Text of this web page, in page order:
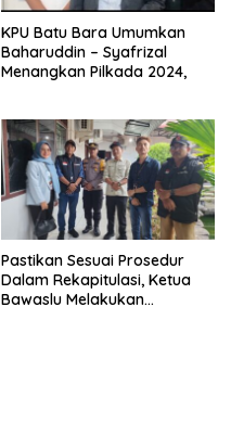
KPU Batu Bara Umumkan
Baharuddin – Syafrizal
Menangkan Pilkada 2024,
Pastikan Sesuai Prosedur
Dalam Rekapitulasi, Ketua
Bawaslu Melakukan